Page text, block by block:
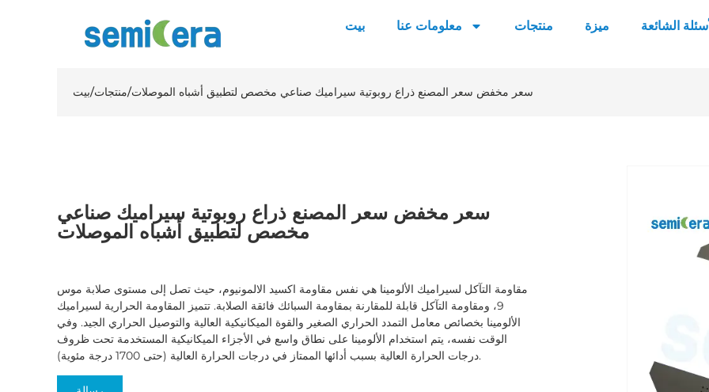
بيت معلومات عنا منتجات ميزة الشائعة
بيت/منتجات/سعر مخفض سعر المصنع ذراع روبوتية سيراميك صناعي مخصص لتطبيق أشباه الموصلات
سعر مخفض سعر المصنع ذراع روبوتية سيراميك صناعي
مخصص لتطبيق أشباه الموصلات
مقاومة التآكل لسيراميك الألومينا هي نفس مقاومة اكسيد الالمونيوم، حيث تصل إلى مستوى صلابة موس
9، ومقاومة التآكل قابلة للمقارنة بمقاومة السبائك فائقة الصلابة. تتميز المقاومة الحرارية لسيراميك
الألومينا بخصائص معامل التمدد الحراري الصغير والقوة الميكانيكية العالية والتوصيل الحراري الجيد. وفي
الوقت نفسه، يتم استخدام الألومينا على نطاق واسع في الأجزاء الميكانيكية المستخدمة تحت ظروف
درجات الحرارة العالية بسبب أدائها الممتاز في درجات الحرارة العالية (حتى 1700 درجة مئوية).